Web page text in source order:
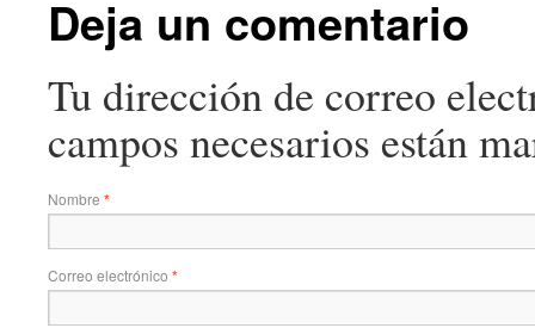
Deja un comentario
Tu dirección de correo
campos necesarios están
Nombre *
Correo electrónico *